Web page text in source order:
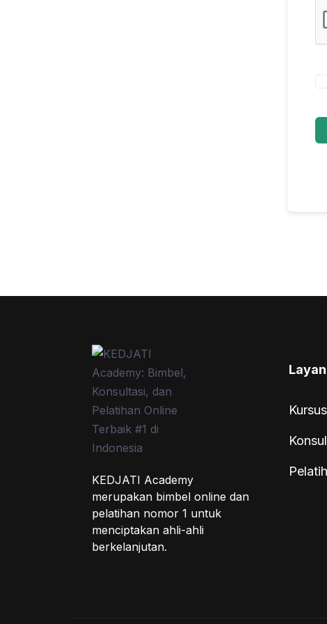
KEDJATI Academy
merupakan bimbel online dan
pelatihan nomor 1 untuk
menciptakan ahli-ahli
berkelanjutan.
Kursus